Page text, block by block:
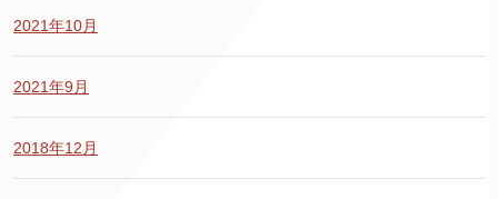
2021年10月
2021年9月
2018年12月